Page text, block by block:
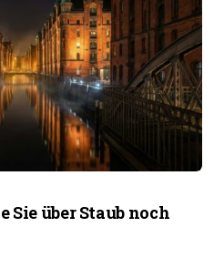
Sie über Staub noch